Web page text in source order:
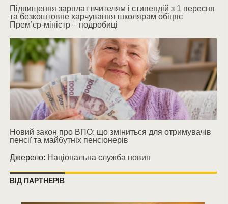
Підвищення зарплат вчителям і стипендій з 1 вересня
та безкоштовне харчування школярам обіцяє
Прем’єр-міністр – подробиці
Новий закон про ВПО: що зміниться для отримувачів
пенсії та майбутніх пенсіонерів
Джерело: Національна служба новин
ВІД ПАРТНЕРІВ